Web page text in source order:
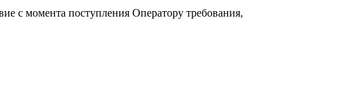
с момента поступления Оператору требования,